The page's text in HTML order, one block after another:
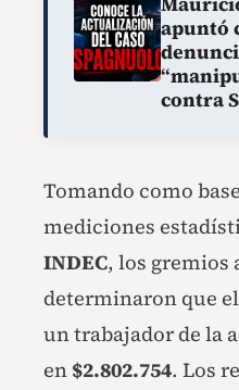
apuntó
contra
Tomando como
mediciones
INDEC, los gremios
determinaron que
un trabajador de la
en $2.802.754. Los